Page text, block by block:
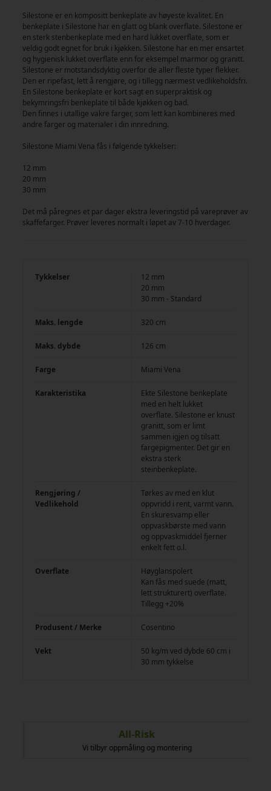
Silestone er en kompositt benkeplate av høyeste kvalitet. En
benkeplate i Silestone har en glatt og blank overflate. Silestone er
en sterk stenbenkeplate med en hard lukket overflate, som er
veldig godt egnet for bruk i kjøkken. Silestone har en mer ensartet
og hygienisk lukket overflate enn for eksempel marmor og granitt.
Silestone er motstandsdyktig overfor de aller fleste typer flekker.
Den er ripefast, lett å rengjøre, og i tillegg nærmest vedlikeholdsfri.
En Silestone benkeplate er kort sagt en superpraktisk og
bekymringsfri benkeplate til både kjøkken og bad.
Den finnes i utallige vakre farger, som lett kan kombineres med
andre farger og materialer i din innredning.
Silestone Miami Vena fås i følgende tykkelser:
12 mm
20 mm
30 mm
Det må påregnes et par dager ekstra leveringstid på vareprøver av
skaffefarger. Prøver leveres normalt i løpet av 7-10 hverdager.
Tykkelser
12 mm
20 mm
30 mm - Standard
Maks. lengde 320 cm
Maks. dybde 126 cm
Farge Miami Vena
Karakteristika
Ekte Silestone benkeplate
med en helt lukket
overflate. Silestone er knust
granitt, som er limt
sammen igjen og tilsatt
fargepigmenter. Det gir en
ekstra sterk
steinbenkeplate.
Rengjøring /
Vedlikehold
Tørkes av med en klut
oppvridd i rent, varmt vann.
En skuresvamp eller
oppvaskbørste med vann
og oppvaskmiddel fjerner
enkelt fett o.l.
Overflate
Høyglanspolert
Kan fås med suede (matt,
lett strukturert) overflate.
Tillegg +20%
Produsent / Merke Cosentino
Vekt
50 kg/m ved dybde 60 cm i
30 mm tykkelse
All-Risk
Vi tilbyr oppmåling og montering